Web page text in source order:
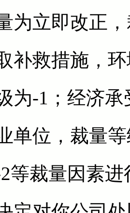
为立即改正
补救措施，
为-1；经济
单位，裁量
等裁量因素